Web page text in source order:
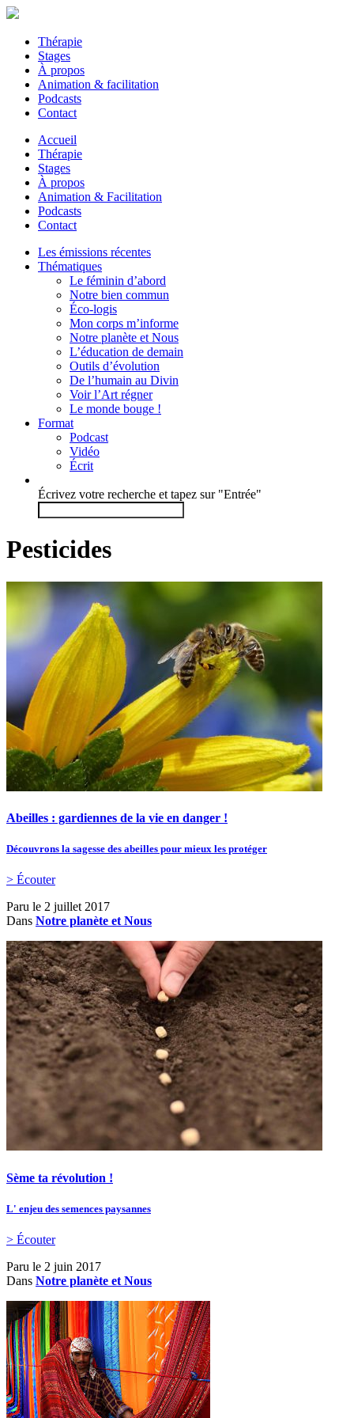
Thérapie
Stages
À propos
Animation & facilitation
Podcasts
Contact
Accueil
Thérapie
Stages
À propos
Animation & Facilitation
Podcasts
Contact
Les émissions récentes
Thématiques
Le féminin d’abord
Notre bien commun
Éco-logis
Mon corps m’informe
Notre planète et Nous
L’éducation de demain
Outils d’évolution
De l’humain au Divin
Voir l’Art régner
Le monde bouge !
Format
Podcast
Vidéo
Écrit
Écrivez votre recherche et tapez sur "Entrée"
Pesticides
Abeilles : gardiennes de la vie en danger !
Découvrons la sagesse des abeilles pour mieux les protéger
> Écouter
Paru le 2 juillet 2017
Dans Notre planète et Nous
Sème ta révolution !
L' enjeu des semences paysannes
> Écouter
Paru le 2 juin 2017
Dans Notre planète et Nous